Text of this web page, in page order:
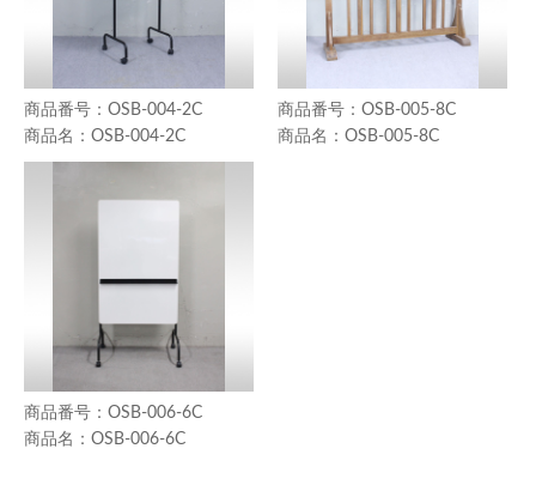
OSB-004-2C
OSB-004-2C
OSB-005-8C
OSB-005-8C
OSB-006-6C
OSB-006-6C